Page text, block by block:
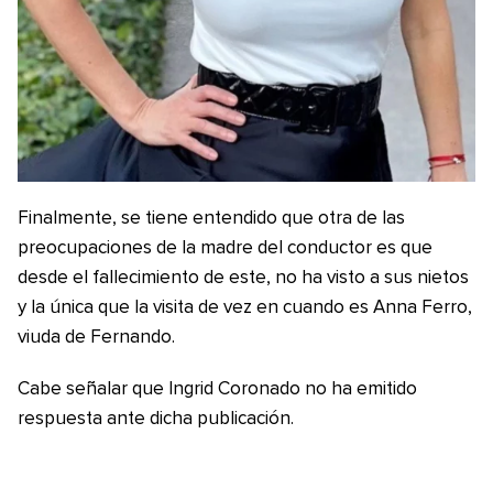
Finalmente, se tiene entendido que otra de las
preocupaciones de la madre del conductor es que
desde el fallecimiento de este, no ha visto a sus nietos
y la única que la visita de vez en cuando es Anna Ferro,
viuda de Fernando.
Cabe señalar que Ingrid Coronado no ha emitido
respuesta ante dicha publicación.